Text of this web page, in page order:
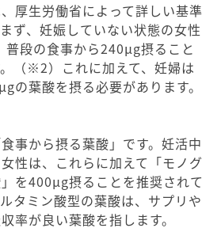
厚生労働省によって詳しい基準
ず、妊娠していない状態の女性
普段の食事から240μg摂ること
（※2）これに加えて、妊婦は
の葉酸を摂る必要があります。
事から摂る葉酸」です。妊活中
性は、これらに加えて「モノグ
を400μg摂ることを推奨されて
タミン酸型の葉酸は、サプリや
率が良い葉酸を指します。